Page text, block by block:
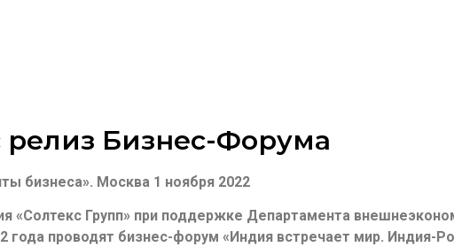
релиз Бизнес-Форума
бизнеса». Москва 1 ноября 2022
«Солтекс Групп» при поддержке Департамента
проводят бизнес-форум «Индия встречает мир. Индия-